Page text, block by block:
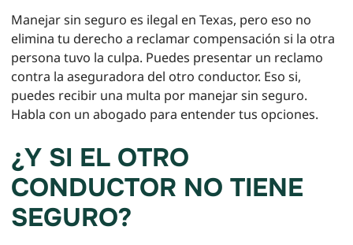
Manejar sin seguro es ilegal en Texas, pero eso no
elimina tu derecho a reclamar compensación si la otra
persona tuvo la culpa. Puedes presentar un reclamo
contra la aseguradora del otro conductor. Eso si,
puedes recibir una multa por manejar sin seguro.
Habla con un abogado para entender tus opciones.
¿Y SI EL OTRO
CONDUCTOR NO TIENE
SEGURO?